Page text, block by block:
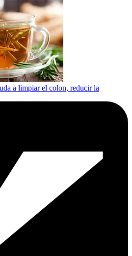
a limpiar el colon, reducir la